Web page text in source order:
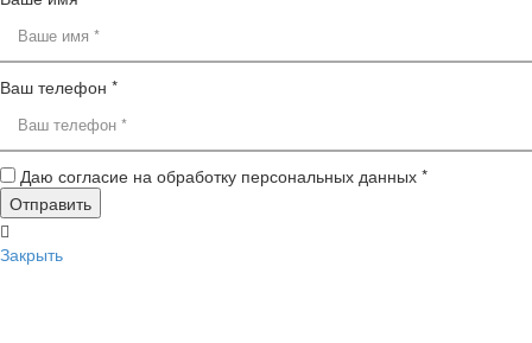
Ваш телефон *
Даю согласие на обработку персональных данных *
Закрыть